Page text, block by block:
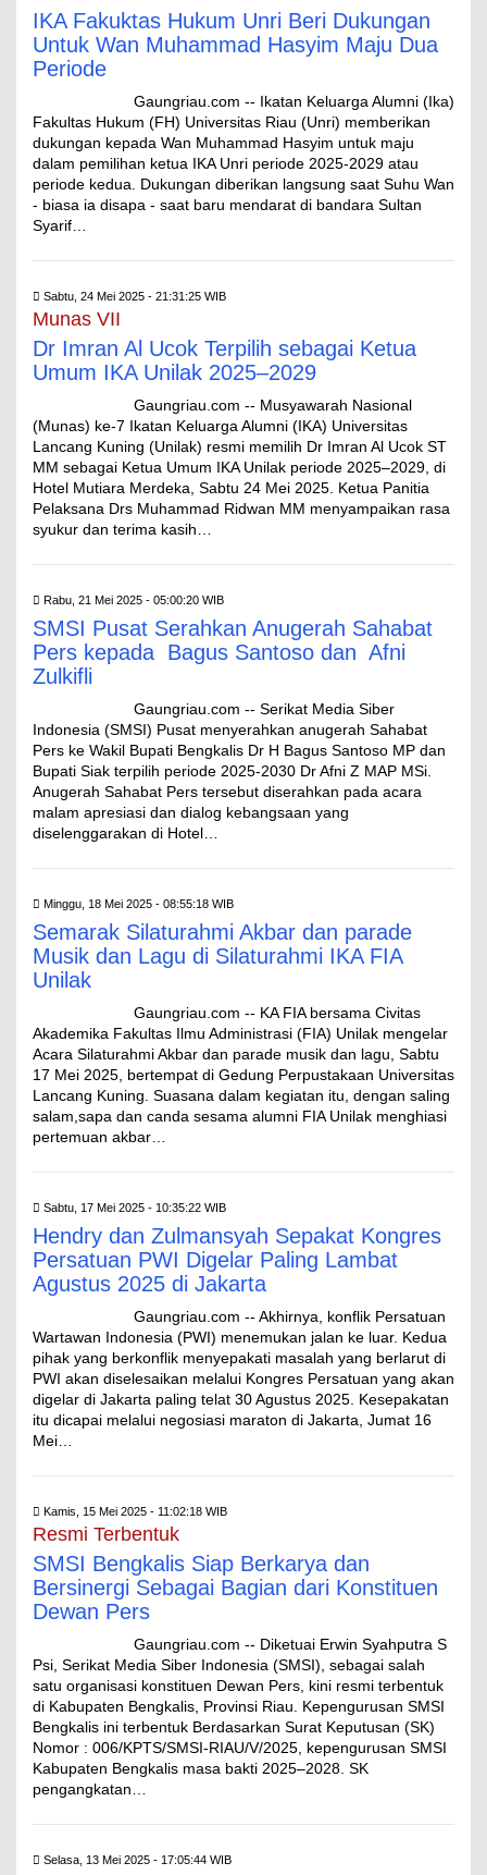
IKA Fakuktas Hukum Unri Beri Dukungan
Untuk Wan Muhammad Hasyim Maju Dua
Periode
Gaungriau.com -- Ikatan Keluarga Alumni (Ika)
Fakultas Hukum (FH) Universitas Riau (Unri) memberikan
dukungan kepada Wan Muhammad Hasyim untuk maju
dalam pemilihan ketua IKA Unri periode 2025-2029 atau
periode kedua. ‎Dukungan diberikan langsung saat Suhu Wan
- biasa ia disapa - saat baru mendarat di bandara Sultan
Syarif…
Sabtu, 24 Mei 2025 - 21:31:25 WIB
Munas VII
Dr Imran Al Ucok Terpilih sebagai Ketua
Umum IKA Unilak 2025–2029
Gaungriau.com -- Musyawarah Nasional
(Munas) ke-7 Ikatan Keluarga Alumni (IKA) Universitas
Lancang Kuning (Unilak) resmi memilih Dr Imran Al Ucok ST
MM sebagai Ketua Umum IKA Unilak periode 2025–2029, di
Hotel Mutiara Merdeka, Sabtu 24 Mei 2025. Ketua Panitia
Pelaksana Drs Muhammad Ridwan MM menyampaikan rasa
syukur dan terima kasih…
Rabu, 21 Mei 2025 - 05:00:20 WIB
SMSI Pusat Serahkan Anugerah Sahabat
Pers kepada Bagus Santoso dan Afni
Zulkifli
Gaungriau.com -- Serikat Media Siber
Indonesia (SMSI) Pusat menyerahkan anugerah Sahabat
Pers ke Wakil Bupati Bengkalis Dr H Bagus Santoso MP dan
Bupati Siak terpilih periode 2025-2030 Dr Afni Z MAP MSi.
Anugerah Sahabat Pers tersebut diserahkan pada acara
malam apresiasi dan dialog kebangsaan yang
diselenggarakan di Hotel…
Minggu, 18 Mei 2025 - 08:55:18 WIB
Semarak Silaturahmi Akbar dan parade
Musik dan Lagu di Silaturahmi IKA FIA
Unilak
Gaungriau.com -- KA FIA bersama Civitas
Akademika Fakultas Ilmu Administrasi (FIA) Unilak mengelar
Acara Silaturahmi Akbar dan parade musik dan lagu, Sabtu
17 Mei 2025, bertempat di Gedung Perpustakaan Universitas
Lancang Kuning. Suasana dalam kegiatan itu, dengan saling
salam,sapa dan canda sesama alumni FIA Unilak menghiasi
pertemuan akbar…
Sabtu, 17 Mei 2025 - 10:35:22 WIB
Hendry dan Zulmansyah Sepakat Kongres
Persatuan PWI Digelar Paling Lambat
Agustus 2025 di Jakarta
Gaungriau.com -- Akhirnya, konflik Persatuan
Wartawan Indonesia (PWI) menemukan jalan ke luar. Kedua
pihak yang berkonflik menyepakati masalah yang berlarut di
PWI akan diselesaikan melalui Kongres Persatuan yang akan
digelar di Jakarta paling telat 30 Agustus 2025. Kesepakatan
itu dicapai melalui negosiasi maraton di Jakarta, Jumat 16
Mei…
Kamis, 15 Mei 2025 - 11:02:18 WIB
Resmi Terbentuk
SMSI Bengkalis Siap Berkarya dan
Bersinergi Sebagai Bagian dari Konstituen
Dewan Pers
Gaungriau.com -- Diketuai Erwin Syahputra S
Psi, Serikat Media Siber Indonesia (SMSI), sebagai salah
satu organisasi konstituen Dewan Pers, kini resmi terbentuk
di Kabupaten Bengkalis, Provinsi Riau. Kepengurusan SMSI
Bengkalis ini terbentuk Berdasarkan Surat Keputusan (SK)
Nomor : 006/KPTS/SMSI-RIAU/V/2025, kepengurusan SMSI
Kabupaten Bengkalis masa bakti 2025–2028. SK
pengangkatan…
Selasa, 13 Mei 2025 - 17:05:44 WIB